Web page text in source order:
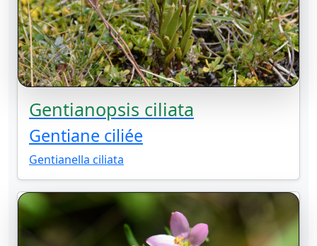
Gentianopsis ciliata
Gentiane ciliée
Gentianella ciliata